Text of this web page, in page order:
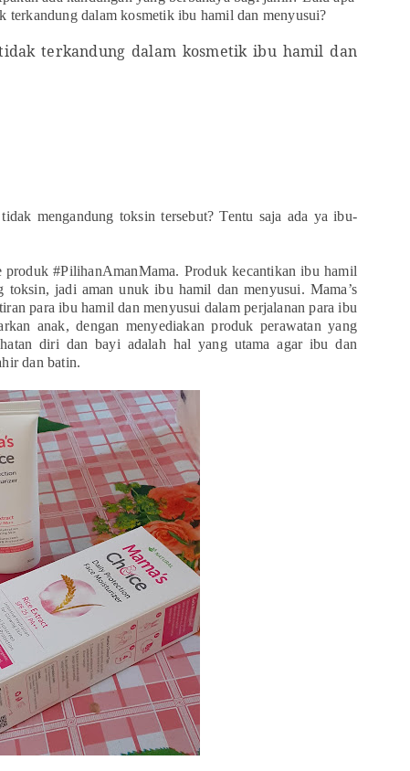
terkandung dalam kosmetik ibu hamil dan menyusui?
terkandung dalam kosmetik ibu hamil dan
tidak mengandung toksintersebut? Tentu saja ada ya ibu-
produk #PilihanAmanMama. Produk kecantikan ibu hamil
toksin, jadi aman unuk ibu hamil dan menyusui. Mama’s
iran para ibu hamil dan menyusui dalam perjalanan para ibu
anak, dengan menyediakan produk perawatan yang
tan diri dan bayi adalah hal yang utama agar ibu dan
dan batin.